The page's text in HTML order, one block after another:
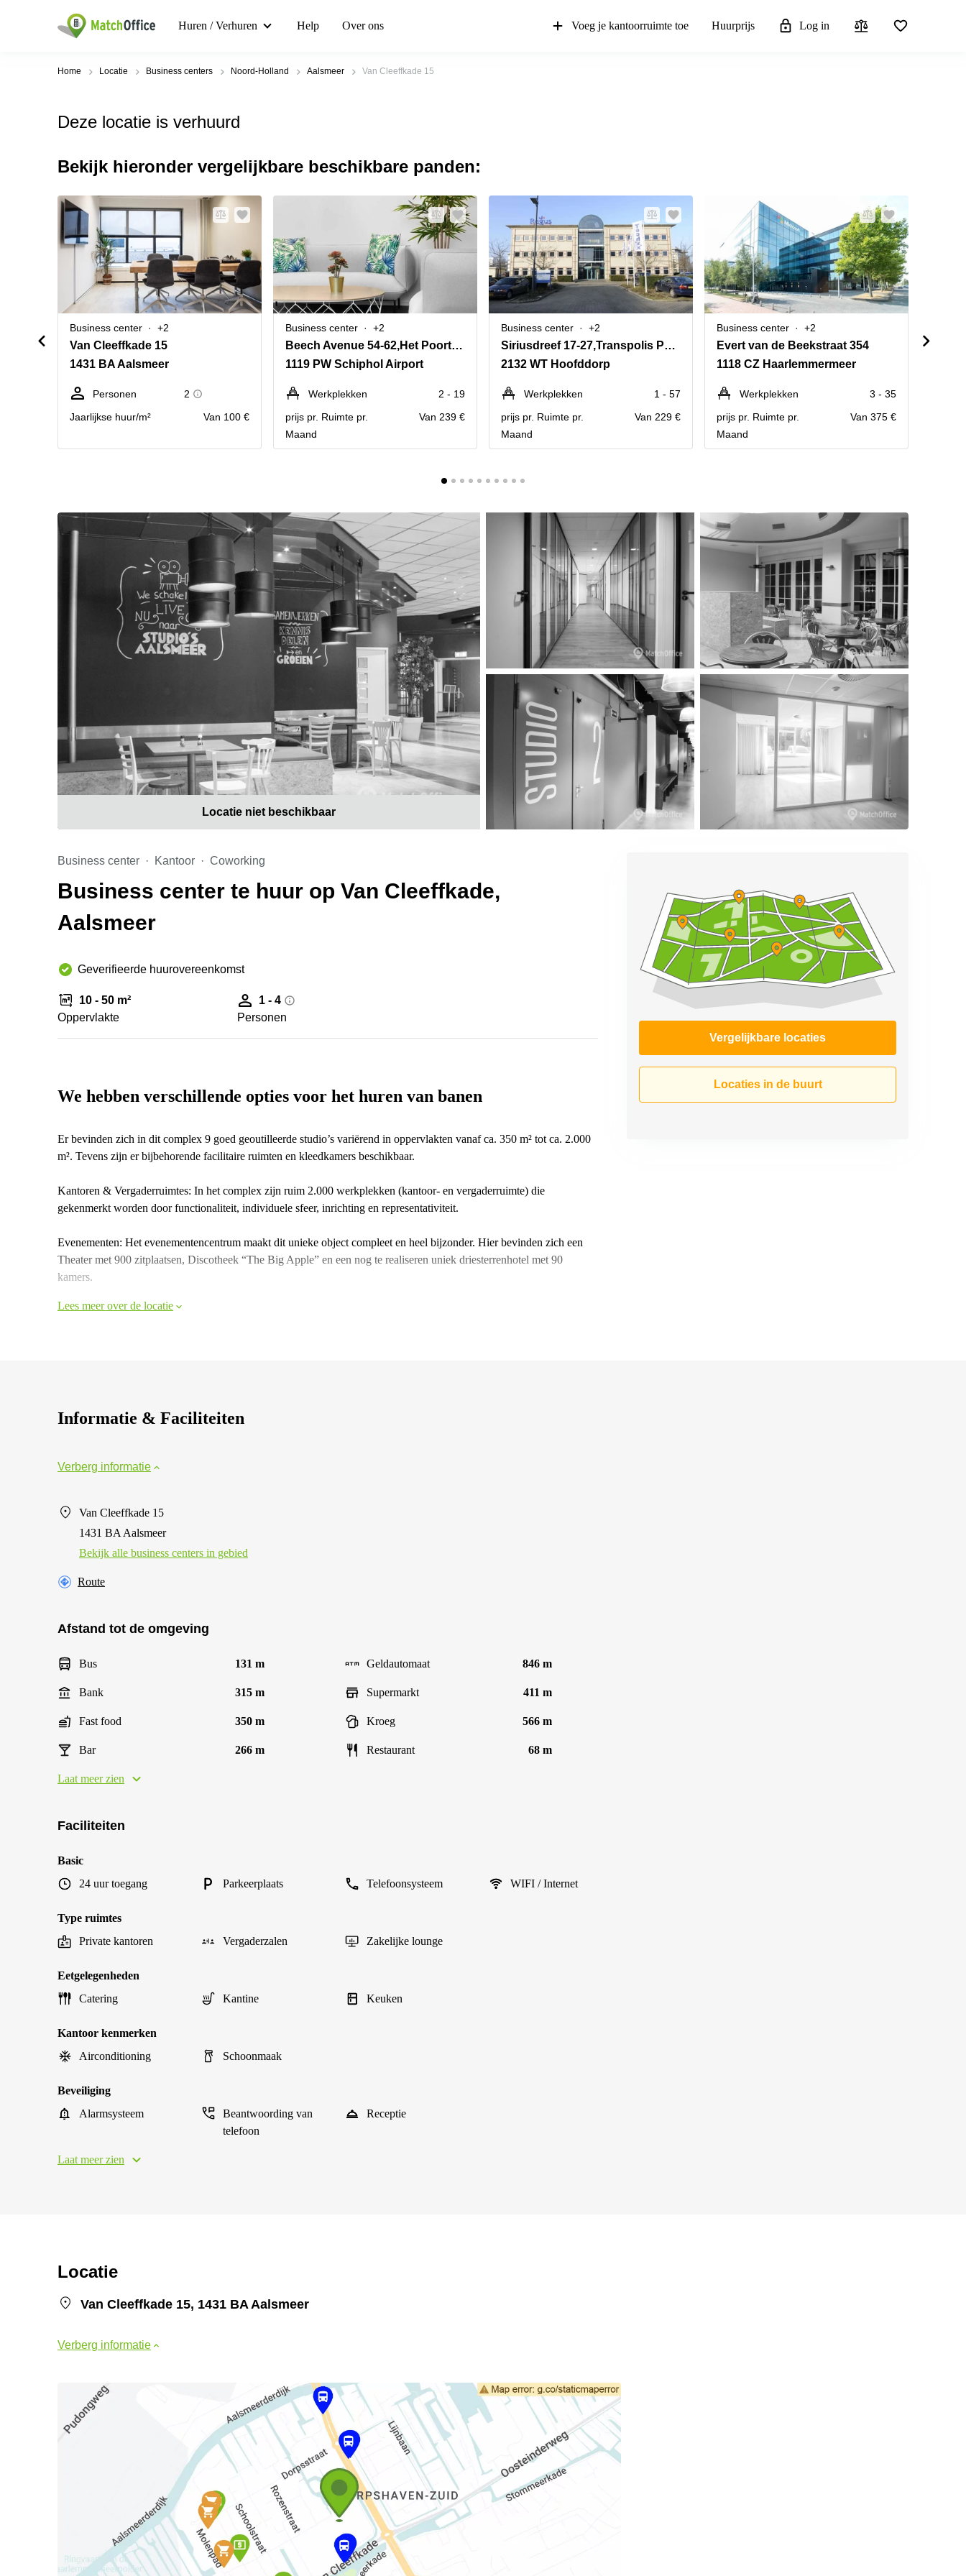
Huren / Verhuren Help Over ons Voeg je kantoorruimte toe Huurprijs Log in
Home Locatie Business centers Noord-Holland Aalsmeer Van Cleeffkade 15
Deze locatie is verhuurd
Bekijk hieronder vergelijkbare beschikbare panden:
Business center +2
Van Cleeffkade 15
1431 BA Aalsmeer
Personen
2
Jaarlijkse huur/m²
Van 100 €
Business center +2
Beech Avenue 54-62,Het Poortgebouw
1119 PW Schiphol Airport
Werkplekken
2 - 19
prijs pr. Ruimte pr.
Maand
Van 239 €
Business center +2
Siriusdreef 17-27,Transpolis Park
2132 WT Hoofddorp
Werkplekken
1 - 57
prijs pr. Ruimte pr.
Maand
Van 229 €
Business center +2
Evert van de Beekstraat 354
1118 CZ Haarlemmermeer
Werkplekken
3 - 35
prijs pr. Ruimte pr.
Maand
Van 375 €
Locatie niet beschikbaar
Business center Kantoor Coworking
Business center te huur op Van Cleeffkade,
Aalsmeer
Geverifieerde huurovereenkomst
10 - 50 m²
Oppervlakte
1 - 4
Personen
Vergelijkbare locaties
Locaties in de buurt
We hebben verschillende opties voor het huren van banen
Er bevinden zich in dit complex 9 goed geoutilleerde studio’s variërend in oppervlakten vanaf ca. 350 m² tot ca. 2.000
m². Tevens zijn er bijbehorende facilitaire ruimten en kleedkamers beschikbaar.
Kantoren & Vergaderruimtes: In het complex zijn ruim 2.000 werkplekken (kantoor- en vergaderruimte) die
gekenmerkt worden door functionaliteit, individuele sfeer, inrichting en representativiteit.
Evenementen: Het evenementencentrum maakt dit unieke object compleet en heel bijzonder. Hier bevinden zich een
Theater met 900 zitplaatsen, Discotheek “The Big Apple” en een nog te realiseren uniek driesterrenhotel met 90
kamers.
Lees meer over de locatie
Informatie & Faciliteiten
Verberg informatie
Van Cleeffkade 15
1431 BA Aalsmeer
Bekijk alle business centers in gebied
Route
Afstand tot de omgeving
Bus 131 m Geldautomaat 846 m
Bank 315 m Supermarkt 411 m
Fast food 350 m Kroeg 566 m
Bar 266 m Restaurant 68 m
Laat meer zien
Faciliteiten
Basic
24 uur toegang
Parkeerplaats Telefoonsysteem WIFI / Internet
Type ruimtes
Private kantoren
Vergaderzalen Zakelijke lounge
Eetgelegenheden
Catering
Kantine Keuken
Kantoor kenmerken
Airconditioning
Schoonmaak
Beveiliging
Alarmsysteem
Beantwoording van
telefoon
Receptie
Laat meer zien
Locatie
Van Cleeffkade 15, 1431 BA Aalsmeer
Verberg informatie